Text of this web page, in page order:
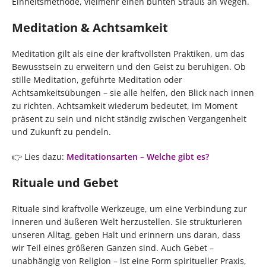
Meditation & Achtsamkeit
Meditation gilt als eine der kraftvollsten Praktiken, um das
Bewusstsein zu erweitern und den Geist zu beruhigen. Ob
stille Meditation, geführte Meditation oder
Achtsamkeitsübungen – sie alle helfen, den Blick nach innen
zu richten. Achtsamkeit wiederum bedeutet, im Moment
präsent zu sein und nicht ständig zwischen Vergangenheit
und Zukunft zu pendeln.
👉 Lies dazu: Meditationsarten – Welche gibt es?
Rituale und Gebet
Rituale sind kraftvolle Werkzeuge, um eine Verbindung zur
inneren und äußeren Welt herzustellen. Sie strukturieren
unseren Alltag, geben Halt und erinnern uns daran, dass
wir Teil eines größeren Ganzen sind. Auch Gebet –
unabhängig von Religion – ist eine Form spiritueller Praxis,